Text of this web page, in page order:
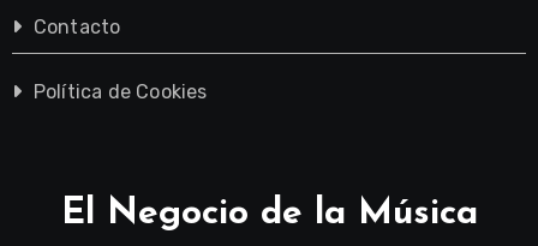
Contacto
Política de Cookies
El Negocio de la Música